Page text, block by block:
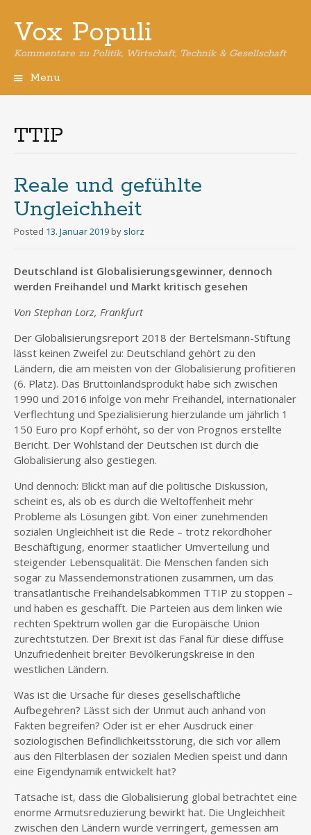
Vox Populi
Kommentare zu Politik, Wirtschaft, Technik & Gesellschaft
Menu
TTIP
Reale und gefühlte
Ungleichheit
Posted 13. Januar 2019 by slorz
Deutschland ist Globalisierungsgewinner, dennoch
werden Freihandel und Markt kritisch gesehen
Von Stephan Lorz, Frankfurt
Der Globalisierungsreport 2018 der Bertelsmann-Stiftung
lässt keinen Zweifel zu: Deutschland gehört zu den
Ländern, die am meisten von der Globalisierung profitieren
(6. Platz). Das Bruttoinlandsprodukt habe sich zwischen
1990 und 2016 infolge von mehr Freihandel, internationaler
Verflechtung und Spezialisierung hierzulande um jährlich 1
150 Euro pro Kopf erhöht, so der von Prognos erstellte
Bericht. Der Wohlstand der Deutschen ist durch die
Globalisierung also gestiegen.
Und dennoch: Blickt man auf die politische Diskussion,
scheint es, als ob es durch die Weltoffenheit mehr
Probleme als Lösungen gibt. Von einer zunehmenden
sozialen Ungleichheit ist die Rede – trotz rekordhoher
Beschäftigung, enormer staatlicher Umverteilung und
steigender Lebensqualität. Die Menschen fanden sich
sogar zu Massendemonstrationen zusammen, um das
transatlantische Freihandelsabkommen TTIP zu stoppen –
und haben es geschafft. Die Parteien aus dem linken wie
rechten Spektrum wollen gar die Europäische Union
zurechtstutzen. Der Brexit ist das Fanal für diese diffuse
Unzufriedenheit breiter Bevölkerungskreise in den
westlichen Ländern.
Was ist die Ursache für dieses gesellschaftliche
Aufbegehren? Lässt sich der Unmut auch anhand von
Fakten begreifen? Oder ist er eher Ausdruck einer
soziologischen Befindlichkeitsstörung, die sich vor allem
aus den Filterblasen der sozialen Medien speist und dann
eine Eigendynamik entwickelt hat?
Tatsache ist, dass die Globalisierung global betrachtet eine
enorme Armutsreduzierung bewirkt hat. Die Ungleichheit
zwischen den Ländern wurde verringert, gemessen am